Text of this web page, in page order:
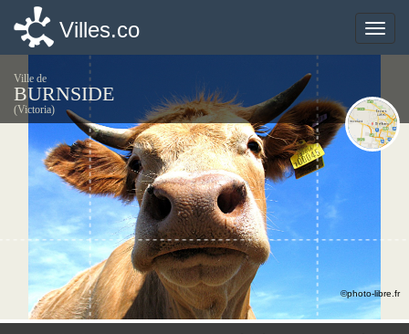
Toggle
Villes.co
Ville de
BURNSIDE
(Victoria)
©photo-libre.fr
Toggle
Villes.co